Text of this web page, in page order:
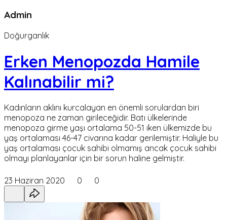
Admin
Doğurganlık
Erken Menopozda Hamile
Kalınabilir mi?
Kadınların aklını kurcalayan en önemli sorulardan biri
menopoza ne zaman girileceğidir. Batı ülkelerinde
menopoza girme yaşı ortalama 50-51 iken ülkemizde bu
yaş ortalaması 46-47 civarına kadar gerilemiştir. Haliyle bu
yaş ortalaması çocuk sahibi olmamış ancak çocuk sahibi
olmayı planlayanlar için bir sorun haline gelmiştir.
23 Haziran 2020 0 0